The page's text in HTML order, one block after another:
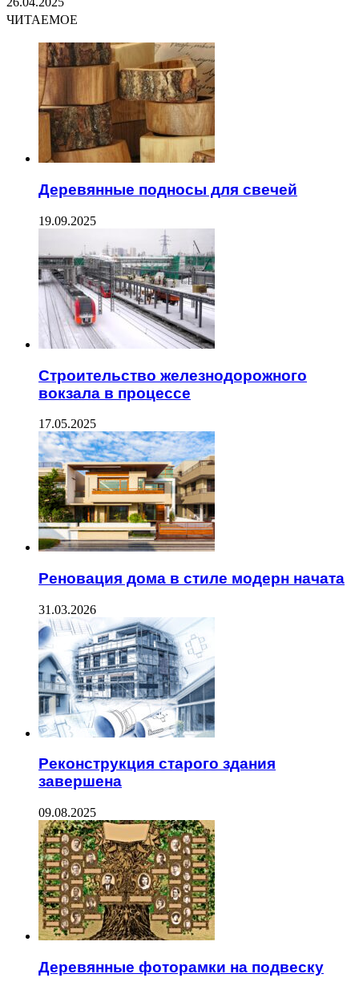
ЧИТАЕМОЕ
Деревянные подносы для свечей
19.09.2025
Строительство железнодорожного
вокзала в процессе
17.05.2025
Реновация дома в стиле модерн начата
31.03.2026
Реконструкция старого здания
завершена
09.08.2025
Деревянные фоторамки на подвеску